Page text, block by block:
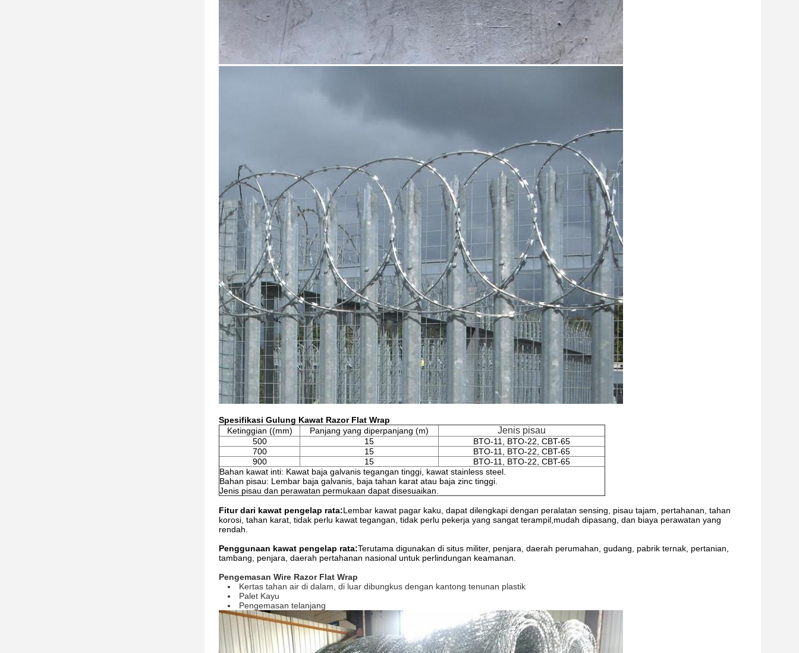
Spesifikasi Gulung Kawat Razor Flat Wrap
Ketinggian ((mm)
Panjang yang diperpanjang (m) Jenis pisau
500 15
BTO-11, BTO-22, CBT-65
700
15
BTO-11, BTO-22, CBT-65
900
15
BTO-11, BTO-22, CBT-65
Bahan kawat inti: Kawat baja galvanis tegangan tinggi, kawat stainless steel.
Bahan pisau: Lembar baja galvanis, baja tahan karat atau baja zinc tinggi.
Jenis pisau dan perawatan permukaan dapat disesuaikan.
Fitur dari kawat pengelap rata:Lembar kawat pagar kaku, dapat dilengkapi dengan peralatan sensing, pisau tajam, pertahanan, tahan
korosi, tahan karat, tidak perlu kawat tegangan, tidak perlu pekerja yang sangat terampil,mudah dipasang, dan biaya perawatan yang
rendah.
Penggunaan kawat pengelap rata:Terutama digunakan di situs militer, penjara, daerah perumahan, gudang, pabrik ternak, pertanian,
tambang, penjara, daerah pertahanan nasional untuk perlindungan keamanan.
Pengemasan Wire Razor Flat Wrap
Kertas tahan air di dalam, di luar dibungkus dengan kantong tenunan plastik
Palet Kayu
Pengemasan telanjang